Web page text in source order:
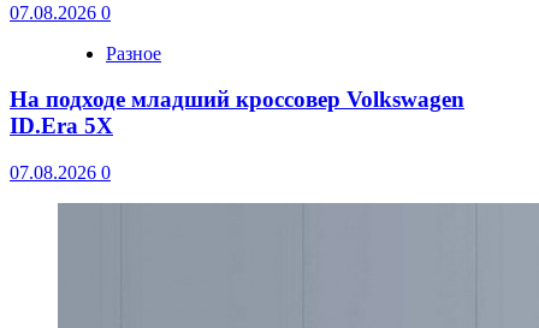
07.08.2026 0
Разное
На подходе младший кроссовер Volkswagen
ID.Era 5X
07.08.2026 0